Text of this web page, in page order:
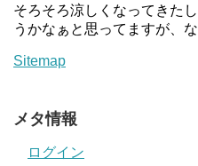
そろそろ涼しくなってきた
うかなぁと思ってますが、
Sitemap
メタ情報
ログイン